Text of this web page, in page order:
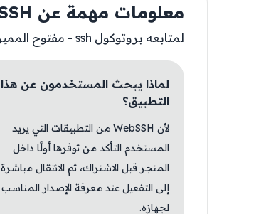
معلومات مهمة عن WebSSH
لمتابعه بروتوكول ssh - مفتوح المميزات ( اضغط على شراء ثم إلغاء )
لماذا يبحث المستخدمون عن هذا
التطبيق؟
لأن WebSSH من التطبيقات التي يريد
المستخدم التأكد من توفرها أولًا داخل
المتجر قبل الاشتراك، ثم الانتقال مباشرة
إلى التفعيل عند معرفة الإصدار المناسب
لجهازه.